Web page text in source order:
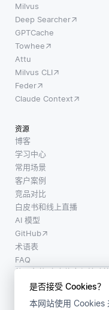
是否接受 Cookies？
本网站使用 Cookies
自动化
应用程
序的端
到端测
与视觉
AI集成
析应用
程序中
的视觉
元素，
以增强
自动化
测试工
作流
程，例
Milvus
Deep Searcher
GPTCache
Towhee
Attu
Milvus CLI
Feder
Claude Context
资源
博客
学习中心
常用场景
客户案例
竞品对比
白皮书和线上直播
AI 模型
GitHub
术语表
FAQ
使用条款·个人信息保护政
LF AI、LF AI & Data、
Foundation 所有商标
版权所有 ©2026 上海赜睿信